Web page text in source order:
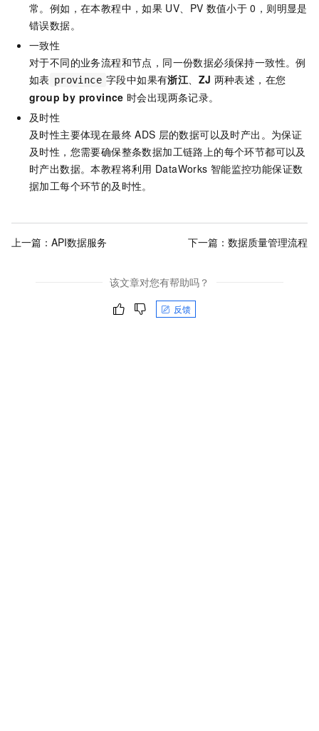
常。例如，在本教程中，如果 UV、PV 数值小于 0，则明显是
错误数据。
一致性
对于不同的业务流程和节点，同一份数据必须保持一致性。例
如表 province 字段中如果有浙江、 ZJ 两种表述，在您
group by province 时会出现两条记录。
及时性
及时性主要体现在最终 ADS 层的数据可以及时产出。为保证
及时性，您需要确保整条数据加工链路上的每个环节都可以及
时产出数据。本教程将利用 DataWorks 智能监控功能保证数
据加工每个环节的及时性。
上一篇： API数据服务 下一篇： 数据质量管理流程
该文章对您有帮助吗？
反馈